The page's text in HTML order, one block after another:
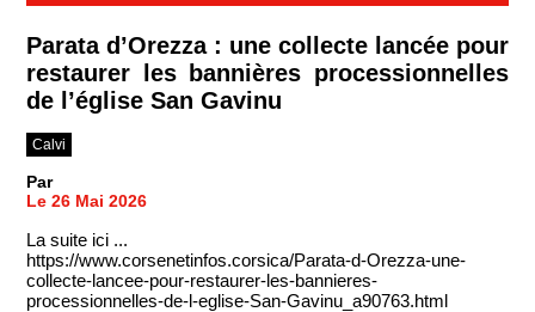
Parata d’Orezza : une collecte lancée pour
restaurer les bannières processionnelles
de l’église San Gavinu
Calvi
Par
Le 26 Mai 2026
La suite ici ...
https://www.corsenetinfos.corsica/Parata-d-Orezza-une-
collecte-lancee-pour-restaurer-les-bannieres-
processionnelles-de-l-eglise-San-Gavinu_a90763.html